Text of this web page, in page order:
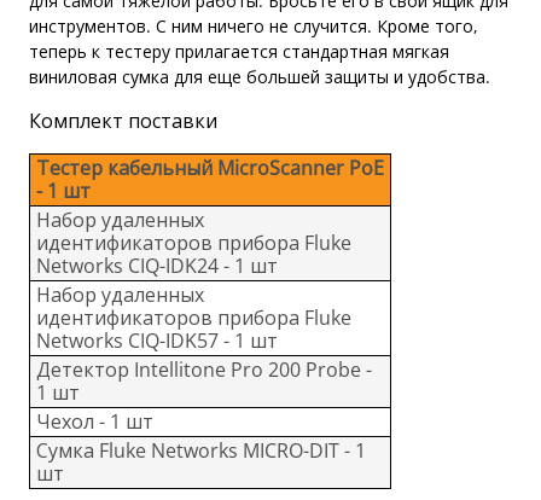
инструментов. С ним ничего не случится. Кроме того,
теперь к тестеру прилагается стандартная мягкая
виниловая сумка для еще большей защиты и удобства.
Комплект поставки
Тестер кабельный MicroScanner PoE
- 1 шт
Набор удаленных
идентификаторов прибора Fluke
Networks CIQ-IDK24 - 1 шт
Набор удаленных
идентификаторов прибора Fluke
Networks CIQ-IDK57 - 1 шт
Детектор Intellitone Pro 200 Probe -
1 шт
Чехол - 1 шт
Сумка Fluke Networks MICRO-DIT - 1
шт